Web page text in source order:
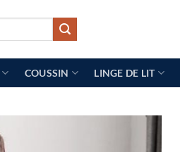
COUSSIN LINGE DE LIT